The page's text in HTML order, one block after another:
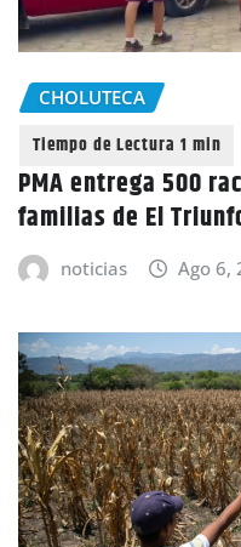
CHOLUTECA
PMA entrega 500
familias de El
noticias Ago 6,